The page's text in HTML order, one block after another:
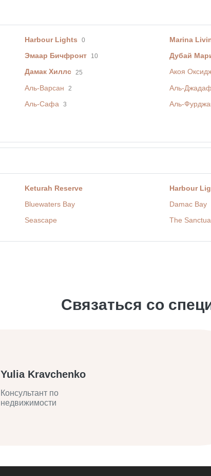
Harbour Lights 0 Marina
Эмаар Бичфронт 10 Дубай
Дамак Хиллс 25 Акоя
Аль-Варсан 2 Аль-Джадаф
Аль-Сафа 3 Аль-
Keturah Reserve Harbour
Bluewaters Bay Damac Bay
Seascape The
Связаться со
Yulia Kravchenko
Консультант по
недвижимости